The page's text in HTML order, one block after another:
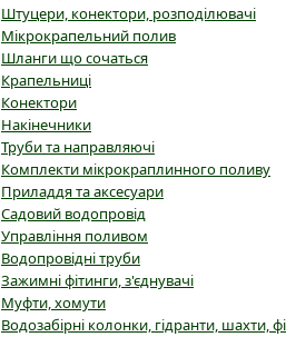
Штуцери, конектори, розподілювачі
Мікрокрапельний полив
Шланги що сочаться
Крапельниці
Конектори
Накінечники
Труби та направляючі
Комплекти мікрокраплинного поливу
Приладдя та аксесуари
Садовий водопровід
Управління поливом
Водопровідні труби
Зажимні фітинги, з'єднувачі
Муфти, хомути
Водозабірні колонки, гідранти, шахти,